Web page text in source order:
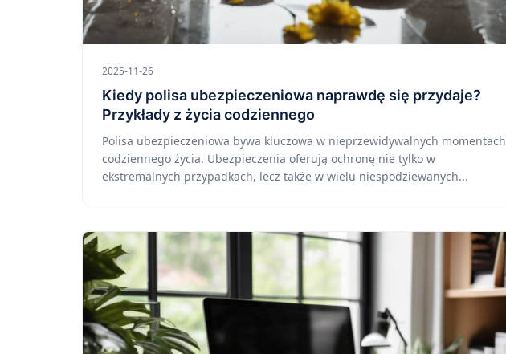
2025-11-26
Kiedy polisa ubezpieczeniowa naprawdę się przydaje?
Przykłady z życia codziennego
Polisa ubezpieczeniowa bywa kluczowa w nieprzewidywalnych momentach
codziennego życia. Ubezpieczenia oferują ochronę nie tylko w
ekstremalnych przypadkach, lecz także w wielu niespodziewanych...